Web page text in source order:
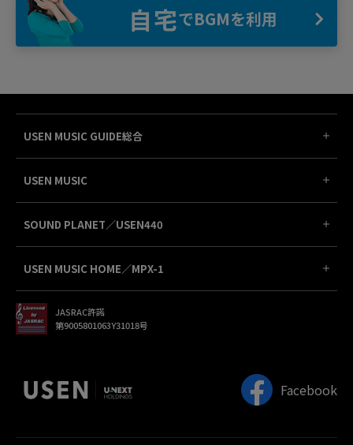
自宅でBGMを利用
USEN MUSIC GUIDE総合
USEN MUSIC
SOUND PLANET／USEN440
USEN MUSIC HOME／MPX-1
JASRAC許諾
第9005801063Y31018号
Facebook